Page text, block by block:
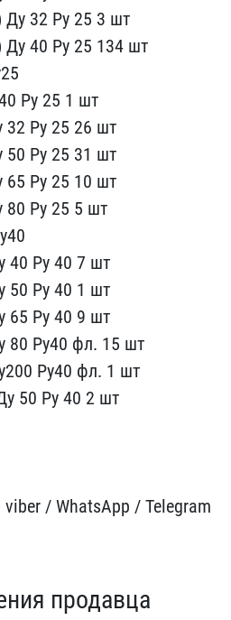
Ду 32 Ру 25 3 шт
40 ​Ру 25 134 шт
Ру 25 1 шт
32 Ру​ 25 26 шт
50 Ру 25 31 шт
65 Ру​ 25 10 шт
80 Ру 25 5 шт
40 Ру ​40 7 шт
50 Ру 40 1 шт
65 Ру 40​ 9 шт
80 Ру40 фл. 15 шт
Ру40​ фл. 1 шт
50 Ру 40 2 шт
viber / WhatsApp / T​elegram
продавца